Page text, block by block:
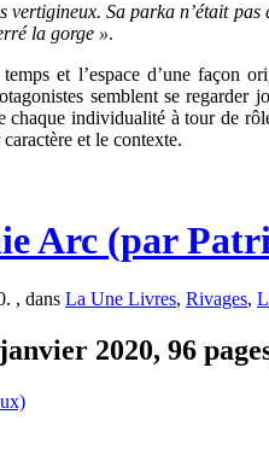
vertigineux. Sa parka n’était
la gorge ».
et l’espace d’une façon
semblent se regarder
chaque individualité à tour de
et le contexte.
Arc (par
, dans La Une Livres, Rivages,
2020, 96